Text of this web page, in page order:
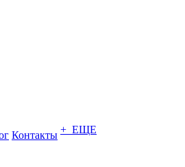
Контакты + ЕЩЕ